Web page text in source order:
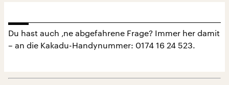
Du hast auch ‚ne abgefahrene Frage? Immer her damit
– an die Kakadu-Handynummer: 0174 16 24 523.